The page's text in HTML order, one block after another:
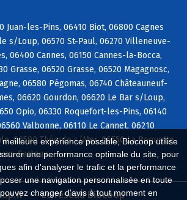
expérience possible, Biocoop utilise
une performance optimale du site, pour
afin d'analyser le trafic et la performance
une navigation personnalisée en toute
changer d'avis à tout moment en
Juan-les-Pins, 06410 Biot, 06800 Cagnes
s/Loup, 06570 St-Paul, 06270 Villeneuve-
06400 Cannes, 06150 Cannes-la-Bocca,
Grasse, 06520 Grasse, 06520 Magagnosc,
06580 Pégomas, 06740 Châteauneuf-
06620 Gourdon, 06620 Le Bar s/Loup,
Opio, 06330 Roquefort-les-Pins, 06140
Valbonne, 06110 Le Cannet, 06210
06590 Théoule s/Mer, 06550 La Roquette
Sartoux
Le réseau Biocoop